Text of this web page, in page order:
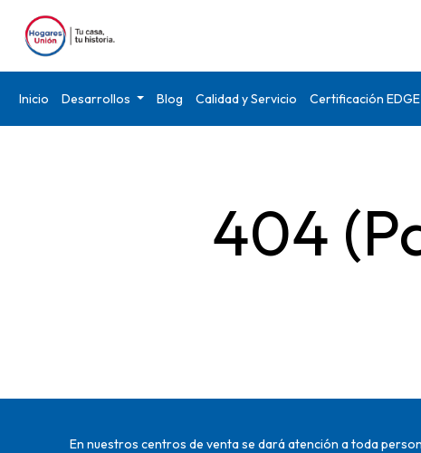
Inicio Desarrollos Blog Calidad y Servicio Certificación EDGE
404
En nuestros centros de venta se dará atención a toda